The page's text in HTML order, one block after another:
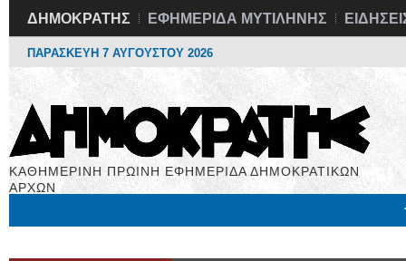
ΔΗΜΟΚΡΑΤΗΣ ΕΦΗΜΕΡΙΔΑ ΜΥΤΙΛΗΝΗΣ
ΠΑΡΑΣΚΕΥΗ 7 ΑΥΓΟΥΣΤΟΥ 2026
ΚΑΘΗΜΕΡΙΝΗ ΠΡΩΙΝΗ ΕΦΗΜΕΡΙΔΑ ΔΗΜΟΚΡΑΤΙΚΩΝ
ΑΡΧΩΝ